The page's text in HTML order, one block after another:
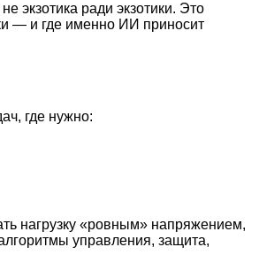
экзотика ради экзотики. Это
— и где именно ИИ приносит
где нужно:
нагрузку «ровным» напряжением,
управления, защита,